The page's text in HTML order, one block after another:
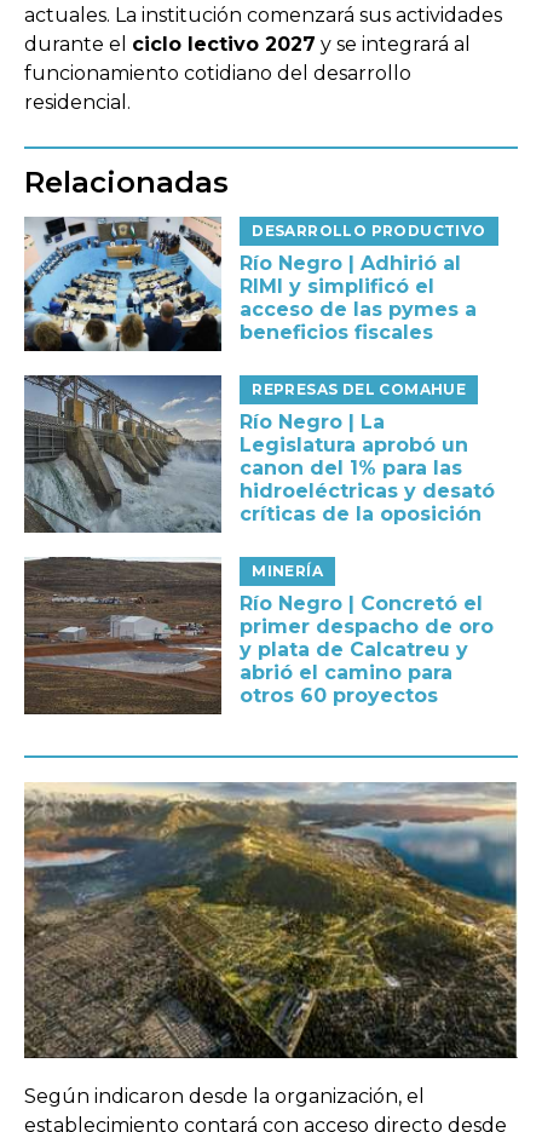
actuales. La institución comenzará sus actividades
durante el ciclo lectivo 2027 y se integrará al
funcionamiento cotidiano del desarrollo
residencial.
Relacionadas
DESARROLLO PRODUCTIVO
Río Negro | Adhirió al
RIMI y simplificó el
acceso de las pymes a
beneficios fiscales
REPRESAS DEL COMAHUE
Río Negro | La
Legislatura aprobó un
canon del 1% para las
hidroeléctricas y desató
críticas de la oposición
MINERÍA
Río Negro | Concretó el
primer despacho de oro
y plata de Calcatreu y
abrió el camino para
otros 60 proyectos
Según indicaron desde la organización, el
establecimiento contará con acceso directo desde